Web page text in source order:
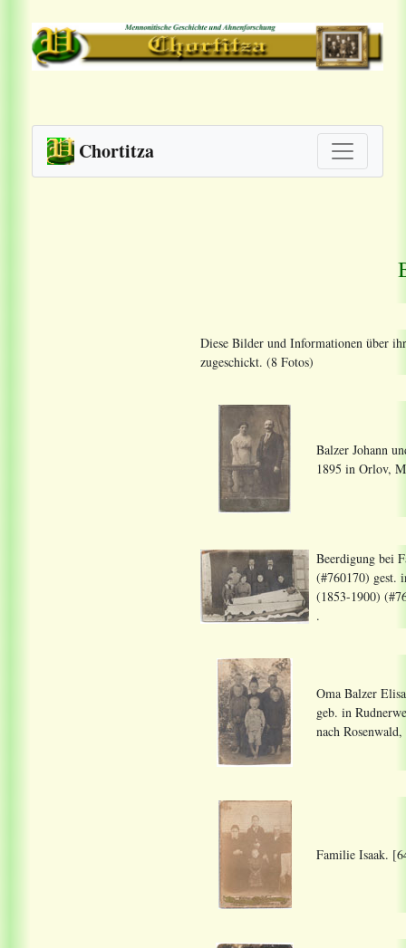
Chortitza
Diese Bilder und Informationen über
zugeschickt. (8 Fotos)
Balzer Johann
1895 in Orlov,
Beerdigung bei
(#760170) gest.
(1853-1900)
.
Oma Balzer
geb. in
nach
Familie Isaak.